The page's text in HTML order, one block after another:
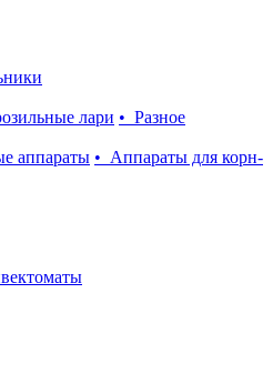
лари • Разное
аппараты • Аппараты для корн-